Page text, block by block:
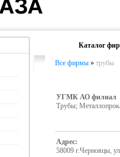
Каталог
Все фирмы» трубы
УГМК АО филиал
Трубы;
Адрес:
58009 г.Черновцы,